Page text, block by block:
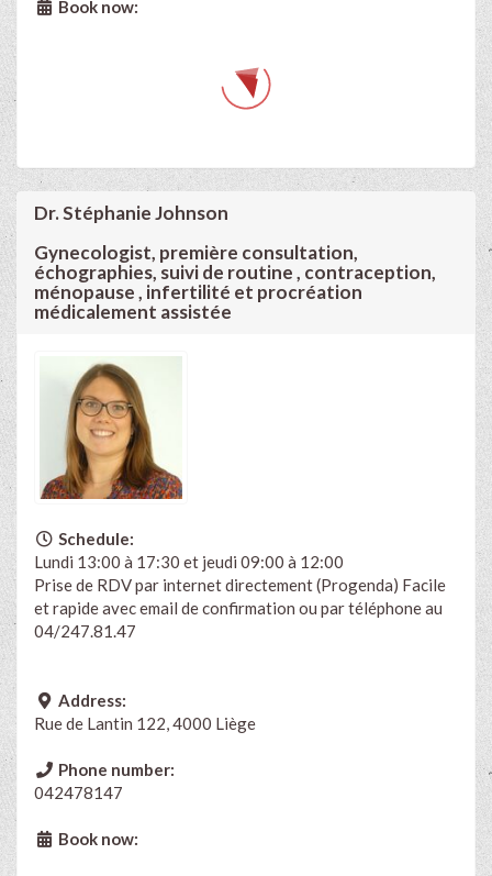
Book now:
Dr. Stéphanie Johnson
Gynecologist, première consultation,
échographies, suivi de routine , contraception,
ménopause , infertilité et procréation
médicalement assistée
Schedule:
Lundi 13:00 à 17:30 et jeudi 09:00 à 12:00
Prise de RDV par internet directement (Progenda) Facile
et rapide avec email de confirmation ou par téléphone au
04/247.81.47
Address:
Rue de Lantin 122, 4000 Liège
Phone number:
042478147
Book now: